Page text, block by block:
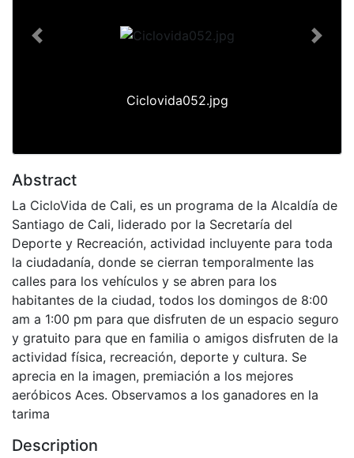
Ciclovida052.jpg
Previous Next
Abstract
La CicloVida de Cali, es un programa de la Alcaldía de
Santiago de Cali, liderado por la Secretaría del
Deporte y Recreación, actividad incluyente para toda
la ciudadanía, donde se cierran temporalmente las
calles para los vehículos y se abren para los
habitantes de la ciudad, todos los domingos de 8:00
am a 1:00 pm para que disfruten de un espacio seguro
y gratuito para que en familia o amigos disfruten de la
actividad física, recreación, deporte y cultura. Se
aprecia en la imagen, premiación a los mejores
aeróbicos Aces. Observamos a los ganadores en la
tarima
Description